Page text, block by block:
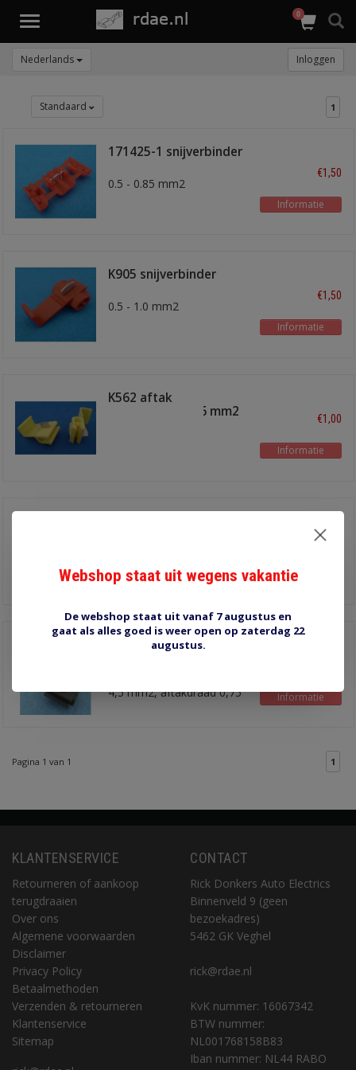
Toggle
0
Nederlands Inloggen
Standaard 1
171425-1 snijverbinder
0.5 - 0.85 mm2
€1,50
Informatie
K905 snijverbinder
0.5 - 1.0 mm2
€1,50
Informatie
K562 aftak
snijverbinder 4-6 mm2
€1,00
Informatie
€1,80
Informatie
C567 aftak
4,5 mm2, aftakdraad 0,75
Informatie
Pagina 1 van 1 1
KLANTENSERVICE
Retourneren of aankoop
terugdraaien
Over ons
Algemene voorwaarden
Disclaimer
Privacy Policy
Betaalmethoden
Verzenden & retourneren
Klantenservice
Sitemap
CONTACT
Rick Donkers Auto Electrics
Binnenveld 9 (geen
bezoekadres)
5462 GK Veghel
rick@rdae.nl
KvK nummer: 16067342
BTW nummer:
NL001768158B83
Iban nummer: NL44 RABO
Webshop staat uit wegens vakantie
De webshop staat uit vanaf 7 augustus en
gaat als alles goed is weer open op zaterdag 22
augustus.